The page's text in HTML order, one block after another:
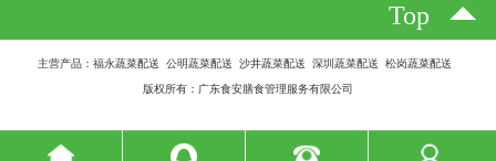
Top
主营产品：福永蔬菜配送 公明蔬菜配送 沙井蔬菜配送 深圳蔬菜配送 松岗蔬菜配送
版权所有：广东食安膳食管理服务有限公司